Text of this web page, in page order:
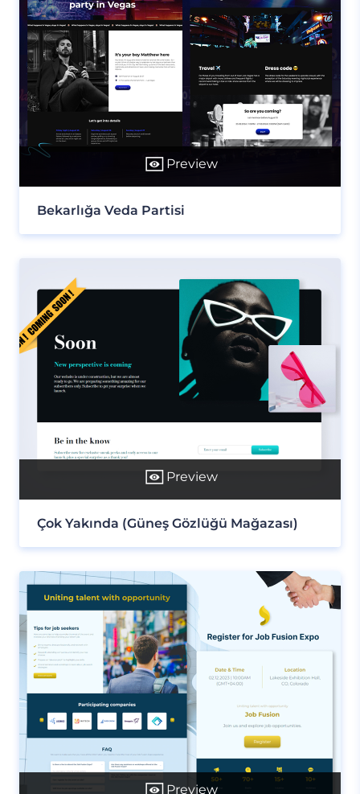
Preview
Bekarlığa Veda Partisi
Preview
Çok Yakında (Güneş Gözlüğü Mağazası)
Preview